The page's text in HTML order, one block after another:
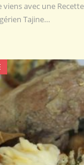
viens avec une
Tajine…